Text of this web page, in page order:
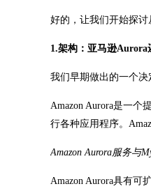
好的，让我们开始探讨
1.架构：亚马逊Aurora
我们早期做出的一个决
Amazon Aurora是一个
行各种应用程序。
Amazon Aurora服务与
Amazon Aurora具有可